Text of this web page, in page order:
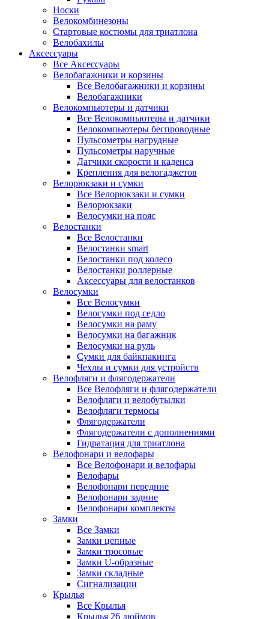
Носки
Велокомбинезоны
Стартовые костюмы для триатлона
Велобахилы
Аксессуары
Все Аксессуары
Велобагажники и корзины
Все Велобагажники и корзины
Велобагажники
Велокомпьютеры и датчики
Все Велокомпьютеры и датчики
Велокомпьютеры беспроводные
Пульсометры нагрудные
Пульсометры наручные
Датчики скорости и каденса
Крепления для велогаджетов
Велорюкзаки и сумки
Все Велорюкзаки и сумки
Велорюкзаки
Велосумки на пояс
Велостанки
Все Велостанки
Велостанки smart
Велостанки под колесо
Велостанки роллерные
Аксессуары для велостанков
Велосумки
Все Велосумки
Велосумки под седло
Велосумки на раму
Велосумки на багажник
Велосумки на руль
Сумки для байкпакинга
Чехлы и сумки для устройств
Велофляги и флягодержатели
Все Велофляги и флягодержатели
Велофляги и велобутылки
Велофляги термосы
Флягодержатели
Флягодержатели с дополнениями
Гидратация для триатлона
Велофонари и велофары
Все Велофонари и велофары
Велофары
Велофонари передние
Велофонари задние
Велофонари комплекты
Замки
Все Замки
Замки цепные
Замки тросовые
Замки U-образные
Замки складные
Сигнализации
Крылья
Все Крылья
Крылья 26 дюймов